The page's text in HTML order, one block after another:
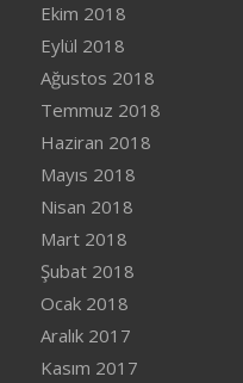
Ekim 2018
Eylül 2018
Ağustos 2018
Temmuz 2018
Haziran 2018
Mayıs 2018
Nisan 2018
Mart 2018
Şubat 2018
Ocak 2018
Aralık 2017
Kasım 2017